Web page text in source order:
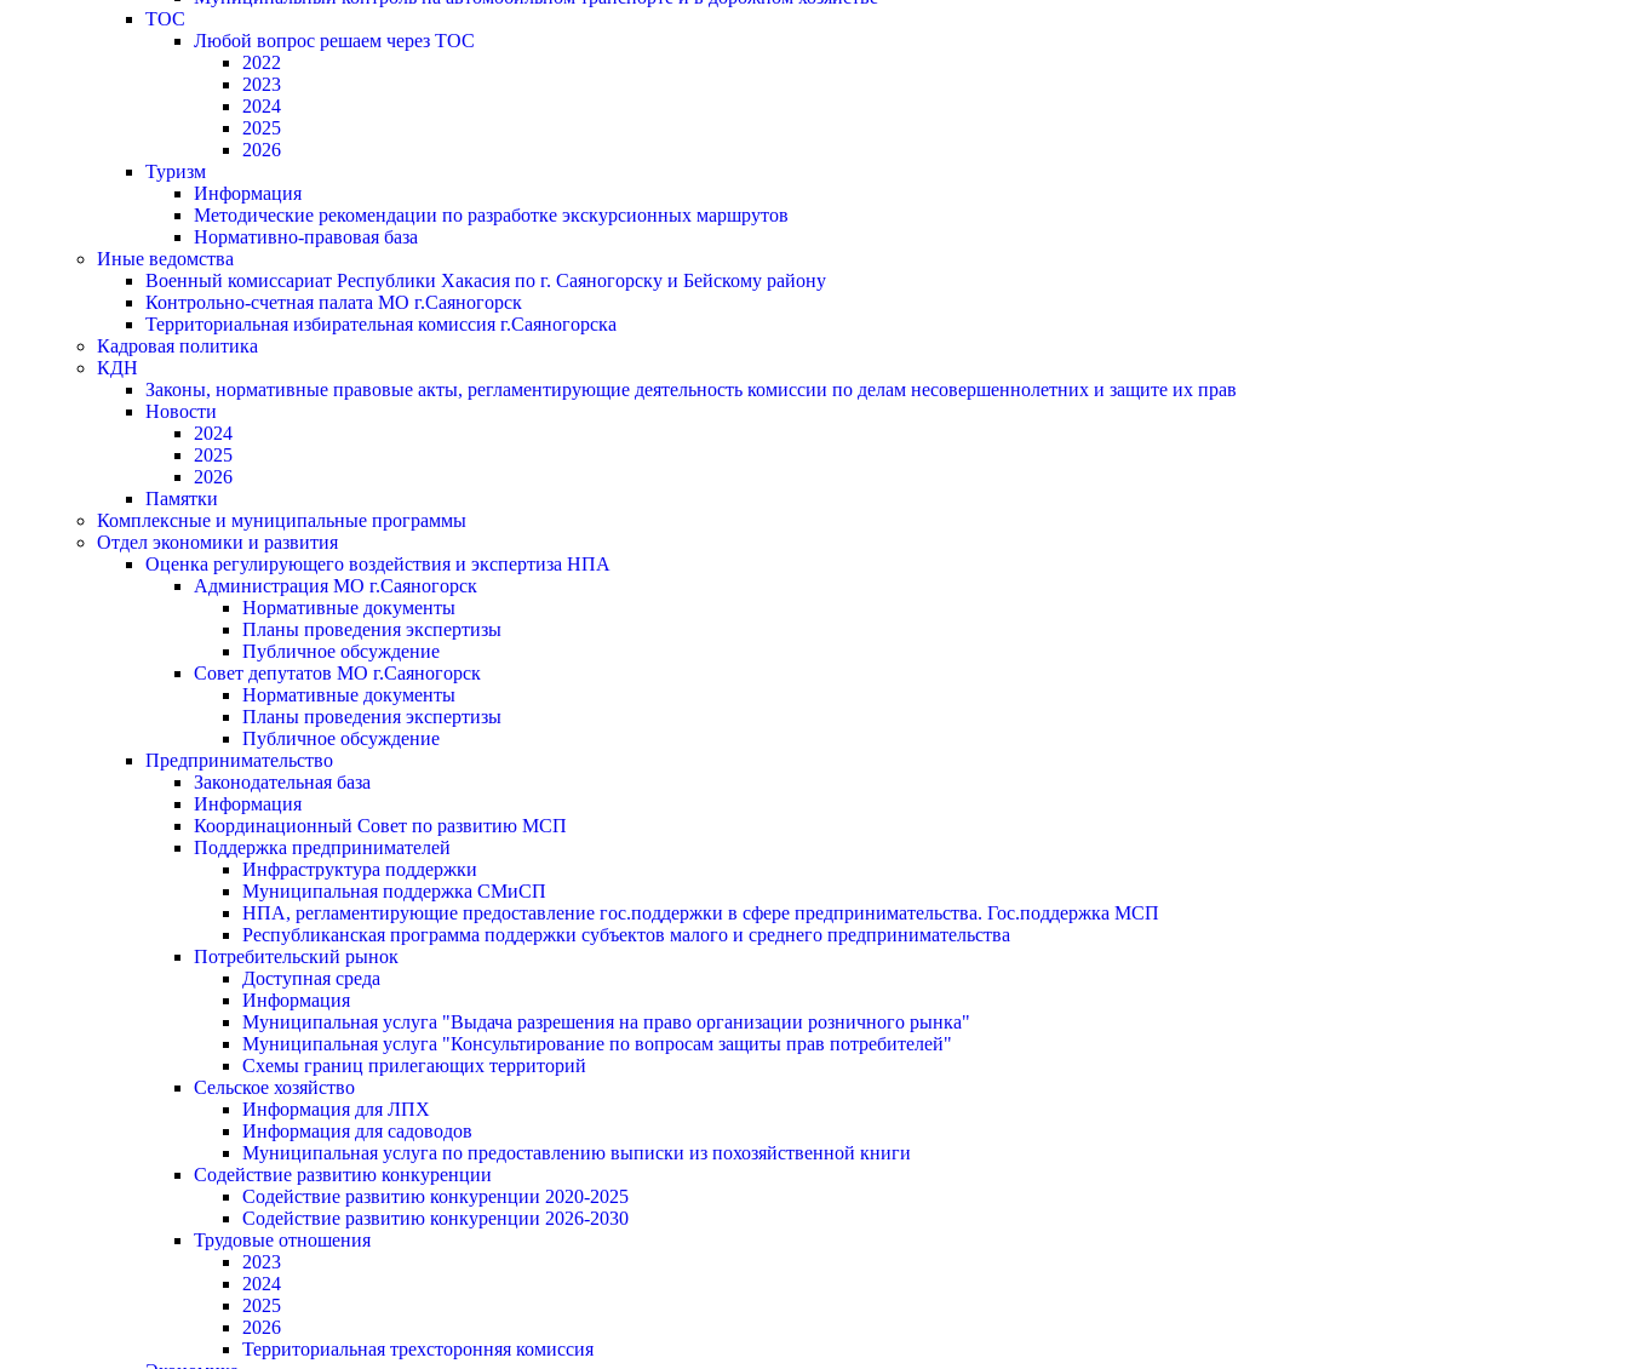
ТОС
Любой вопрос решаем через ТОС
2022
2023
2024
2025
2026
Туризм
Информация
Методические рекомендации по разработке экскурсионных маршрутов
Нормативно-правовая база
Иные ведомства
Военный комиссариат Республики Хакасия по г. Саяногорску и Бейскому району
Контрольно-счетная палата МО г.Саяногорск
Территориальная избирательная комиссия г.Саяногорска
Кадровая политика
КДН
Законы, нормативные правовые акты, регламентирующие деятельность комиссии по делам несовершеннолетних и защите их прав
Новости
2024
2025
2026
Памятки
Комплексные и муниципальные программы
Отдел экономики и развития
Оценка регулирующего воздействия и экспертиза НПА
Администрация МО г.Саяногорск
Нормативные документы
Планы проведения экспертизы
Публичное обсуждение
Совет депутатов МО г.Саяногорск
Нормативные документы
Планы проведения экспертизы
Публичное обсуждение
Предпринимательство
Законодательная база
Информация
Координационный Совет по развитию МСП
Поддержка предпринимателей
Инфраструктура поддержки
Муниципальная поддержка СМиСП
НПА, регламентирующие предоставление гос.поддержки в сфере предпринимательства. Гос.поддержка МСП
Республиканская программа поддержки субъектов малого и среднего предпринимательства
Потребительский рынок
Доступная среда
Информация
Муниципальная услуга "Выдача разрешения на право организации розничного рынка"
Муниципальная услуга "Консультирование по вопросам защиты прав потребителей"
Схемы границ прилегающих территорий
Сельское хозяйство
Информация для ЛПХ
Информация для садоводов
Муниципальная услуга по предоставлению выписки из похозяйственной книги
Содействие развитию конкуренции
Содействие развитию конкуренции 2020-2025
Содействие развитию конкуренции 2026-2030
Трудовые отношения
2023
2024
2025
2026
Территориальная трехсторонняя комиссия